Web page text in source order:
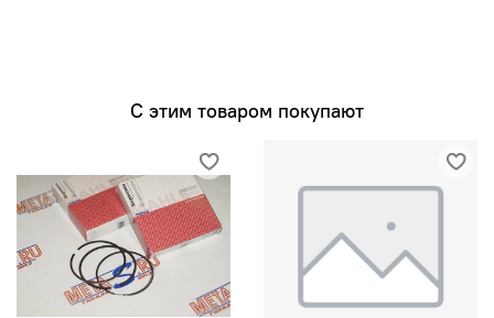
С этим товаром покупают